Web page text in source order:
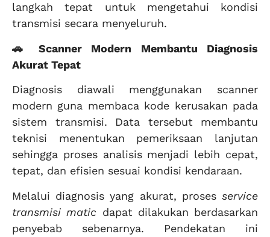
langkah tepat untuk mengetahui kondisi
transmisi secara menyeluruh.
🚗 Scanner Modern Membantu Diagnosis
Akurat Tepat
Diagnosis diawali menggunakan scanner
modern guna membaca kode kerusakan pada
sistem transmisi. Data tersebut membantu
teknisi menentukan pemeriksaan lanjutan
sehingga proses analisis menjadi lebih cepat,
tepat, dan efisien sesuai kondisi kendaraan.
Melalui diagnosis yang akurat, proses service
transmisi matic dapat dilakukan berdasarkan
penyebab sebenarnya. Pendekatan ini